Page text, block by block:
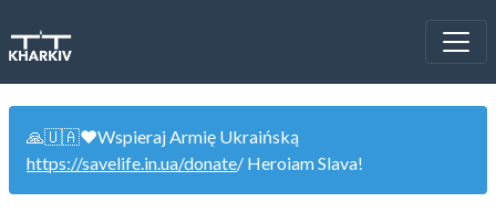
🙏🇺🇦❤️Wspieraj Armię Ukraińską
https://savelife.in.ua/donate/ Heroiam Slava!